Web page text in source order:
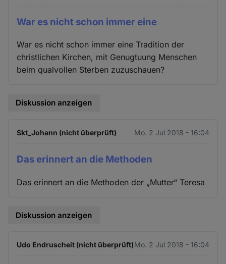
War es nicht schon immer eine
War es nicht schon immer eine Tradition der
christlichen Kirchen, mit Genugtuung Menschen
beim qualvollen Sterben zuzuschauen?
Diskussion anzeigen
Skt_Johann (nicht überprüft) Mo. 2 Jul 2018 - 16:04
Das erinnert an die Methoden
Das erinnert an die Methoden der „Mutter“ Teresa
Diskussion anzeigen
Udo Endruscheit (nicht überprüft)Mo. 2 Jul 2018 - 16:04